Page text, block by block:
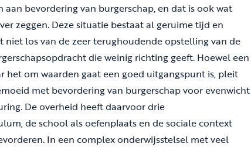
aan bevordering van burgerschap, en dat is ook wat
zeggen. Deze situatie bestaat al geruime tijd en
los van de zeer terughoudende opstelling van de
die weinig richting geeft. Hoewel een
om waarden gaat een goed uitgangspunt is, pleit
met bevordering van burgerschap voor evenwicht
De overheid heeft daarvoor drie
de school als oefenplaats en de sociale context
In een complex onderwijsstelsel met veel